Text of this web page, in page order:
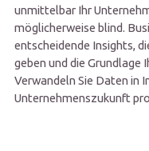
unmittelbar Ihr
möglicherweise blind.
entscheidende Insights,
geben und die Grundlage
Verwandeln Sie Daten in
Unternehmenszukunft